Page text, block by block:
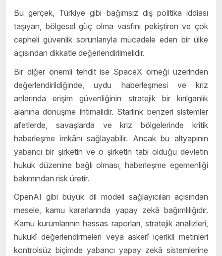
Bu gerçek, Türkiye gibi bağımsız dış politika iddiası
taşıyan, bölgesel güç olma vasfını pekiştiren ve çok
cepheli güvenlik sorunlarıyla mücadele eden bir ülke
açısından dikkatle değerlendirilmelidir.
Bir diğer önemli tehdit ise SpaceX örneği üzerinden
değerlendirildiğinde, uydu haberleşmesi ve kriz
anlarında erişim güvenliğinin stratejik bir kırılganlık
alanına dönüşme ihtimalidir. Starlink benzeri sistemler
afetlerde, savaşlarda ve kriz bölgelerinde kritik
haberleşme imkânı sağlayabilir. Ancak bu altyapının
yabancı bir şirketin ve o şirketin tabi olduğu devletin
hukuk düzenine bağlı olması, haberleşme egemenliği
bakımından risk üretir.
OpenAI gibi büyük dil modeli sağlayıcıları açısından
mesele, kamu kararlarında yapay zekâ bağımlılığıdır.
Kamu kurumlarının hassas raporları, stratejik analizleri,
hukukî değerlendirmeleri veya askerî içerikli metinleri
kontrolsüz biçimde yabancı yapay zekâ sistemlerine